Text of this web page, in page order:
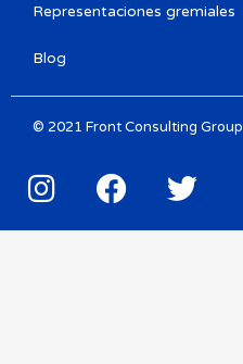
Representaciones gremiales
Blog
© 2021 Front Consulting Group